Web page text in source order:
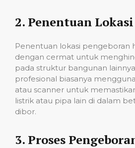
2. Penentuan
Penentuan lokasi pengeboran
dengan cermat untuk
pada struktur bangunan
profesional biasanya
atau scanner untuk
listrik atau pipa lain di dalam
dibor.
3. Proses